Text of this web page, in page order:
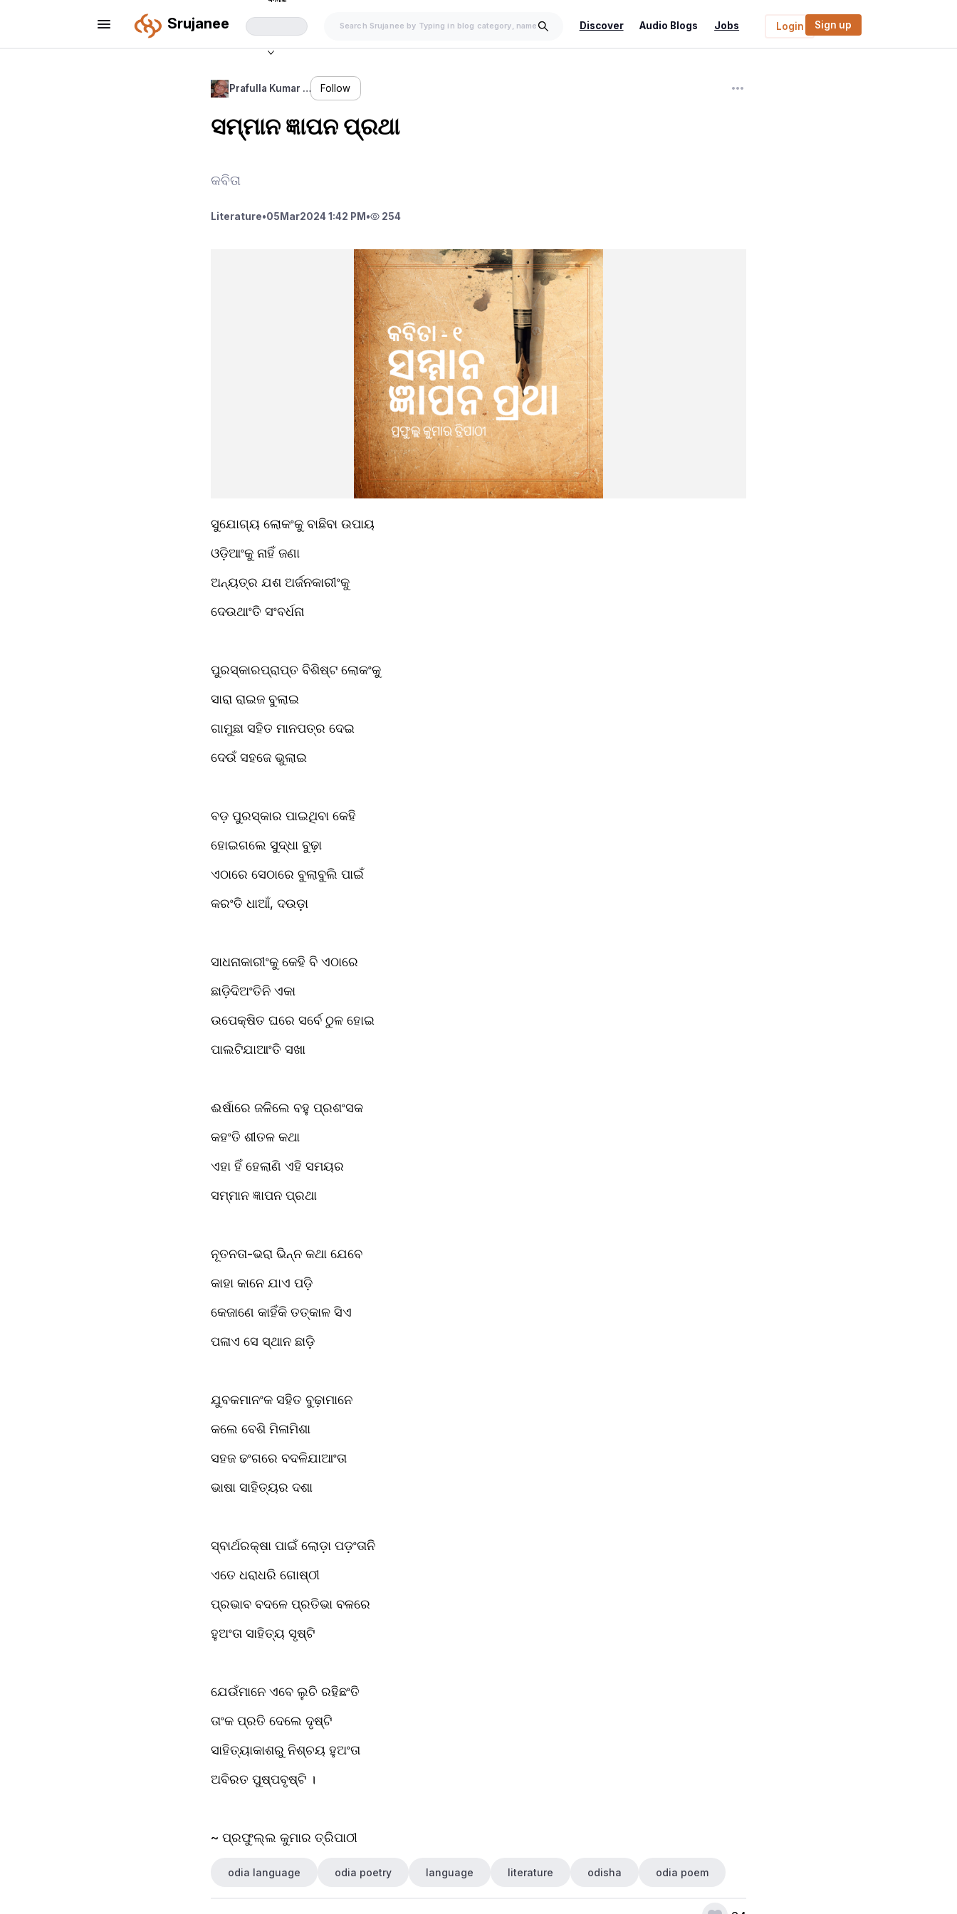
Srujanee Discover Audio Blogs Jobs Login Sign up
Prafulla Kumar … Follow
ସମ୍ମାନ ଜ୍ଞାପନ ପ୍ରଥା
କବିତା
Literature•05 Mar2024 1:42 PM • 254
ସୁଯୋଗ୍ୟ ଲୋକଂକୁ ବାଛିବା ଉପାୟ
ଓଡ଼ିଆଂକୁ ନାହିଁ ଜଣା
ଅନ୍ୟତ୍ର ଯଶ ଅର୍ଜନକାରୀଂକୁ
ଦେଉଥାଂତି ସଂବର୍ଧନା
ପୁରସ୍କାରପ୍ରାପ୍ତ ବିଶିଷ୍ଟ ଲୋକଂକୁ
ସାରା ରାଇଜ ବୁଲାଇ
ଗାମୁଛା ସହିତ ମାନପତ୍ର ଦେଇ
ଦେଉଁ ସହଜେ ଭୁଲାଇ
ବଡ଼ ପୁରସ୍କାର ପାଇଥିବା କେହି
ହୋଇଗଲେ ସୁଦ୍ଧା ବୁଢ଼ା
ଏଠାରେ ସେଠାରେ ବୁଲାବୁଲି ପାଇଁ
କରଂତି ଧାଆଁ, ଦଉଡ଼ା
ସାଧନାକାରୀଂକୁ କେହି ବି ଏଠାରେ
ଛାଡ଼ିଦିଅଂତିନି ଏକା
ଉପେକ୍ଷିତ ଘରେ ସର୍ବେ ଠୁଳ ହୋଇ
ପାଲଟିଯାଆଂତି ସଖା
ଈର୍ଷାରେ ଜଳିଲେ ବହୁ ପ୍ରଶଂସକ
କହଂତି ଶୀତଳ କଥା
ଏହା ହିଁ ହେଲାଣି ଏହି ସମୟର
ସମ୍ମାନ ଜ୍ଞାପନ ପ୍ରଥା
ନୂତନତା-ଭରା ଭିନ୍ନ କଥା ଯେବେ
କାହା କାନେ ଯାଏ ପଡ଼ି
କେଜାଣେ କାହିଁକି ତତ୍କାଳ ସିଏ
ପଳାଏ ସେ ସ୍ଥାନ ଛାଡ଼ି
ଯୁବକମାନଂକ ସହିତ ବୁଢ଼ାମାନେ
କଲେ ବେଶି ମିଳାମିଶା
ସହଜ ଢଂଗରେ ବଦଳିଯାଆଂତା
ଭାଷା ସାହିତ୍ୟର ଦଶା
ସ୍ବାର୍ଥରକ୍ଷା ପାଇଁ ଲୋଡ଼ା ପଡ଼ଂତାନି
ଏତେ ଧରାଧରି ଗୋଷ୍ଠୀ
ପ୍ରଭାବ ବଦଳେ ପ୍ରତିଭା ବଳରେ
ହୁଅଂତା ସାହିତ୍ୟ ସୃଷ୍ଟି
ଯେଉଁମାନେ ଏବେ ଲୁଚି ରହିଛଂତି
ତାଂକ ପ୍ରତି ଦେଲେ ଦୃଷ୍ଟି
ସାହିତ୍ୟାକାଶରୁ ନିଶ୍ଚୟ ହୁଅଂତା
ଅବିରତ ପୁଷ୍ପବୃଷ୍ଟି ।
~ ପ୍ରଫୁଲ୍ଲ କୁମାର ତ୍ରିପାଠୀ
odia language odia poetry language literature odisha odia poem